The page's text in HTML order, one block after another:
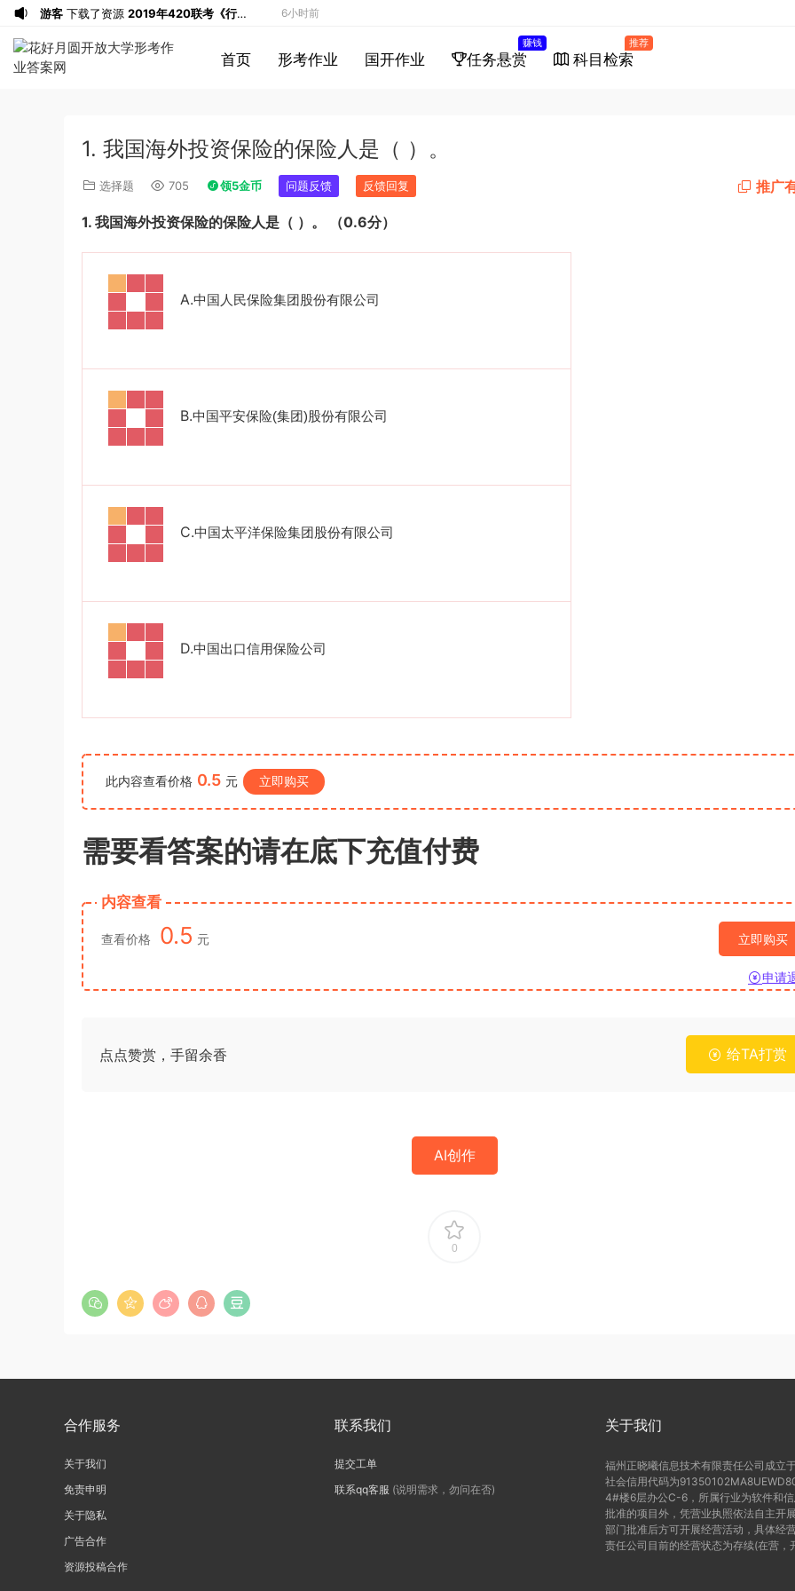
首页 形考作业 国开作业 任务悬赏
赚钱
科目检索
推荐
1. 我国海外投资保险的保险人是（ ）。
选择题 705 领5金币 问题反馈 反馈回复
推广
1. 我国海外投资保险的保险人是（ ）。 （0.6分）
A.中国人民保险集团股份有限公司
B.中国平安保险(集团) 股份有限公司
C.中国太平洋保险集团股份有限公司
D.中国出口信用保险公司
此内容查看价格 0.5 元 立即购买
需要看答案的请在底下充值付费
内容查看
查看价格 0.5 元 立即购买
申请
点点赞赏，手留余香 给TA打赏
AI创作
0
合作服务
关于我们
免责申明
关于隐私
广告合作
资源投稿合作
联系我们
提交工单
联系qq客服 (说明需求，勿问在否)
关于我们
福州正晓曦信息技术有限责任公司成
社会信用代码为
4#楼6层办公C-6，所属行业为软件和
批准的项目外，凭营业执照依法自主开
部门批准后方可开展经营活动，具体经
责任公司目前的经营状态为存续(在营，
游客 下载了资源 2019年420联考《行
测》真题（河南县级以上）答案及解析
6小时前
u*******签到打卡，获得1元奖励
游客下载了资源
2013年广东公务员考试
6小时前
u******* 登录了本站 9小时前
9小时前
9小时前
u*******登录了本站 9小时前
下载了资源2013年921公务员考试
10小时前
签到打卡，获得1元奖励 10小时前
下载了资源2015年上半年教师资格
登录了本站 4小时前